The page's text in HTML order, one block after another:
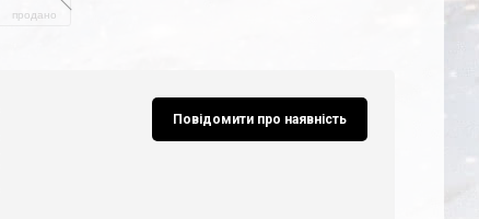
продано
Повідомити про наявність